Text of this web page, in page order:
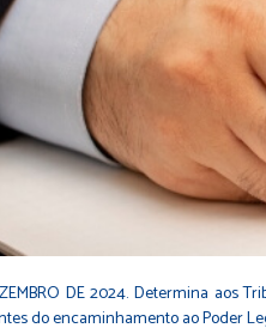
DE 2024. Determina
do encaminhamento ao Poder